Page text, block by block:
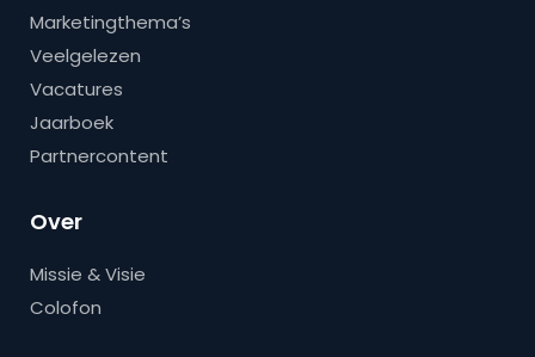
Marketingthema’s
Veelgelezen
Vacatures
Jaarboek
Partnercontent
Over
Missie & Visie
Colofon